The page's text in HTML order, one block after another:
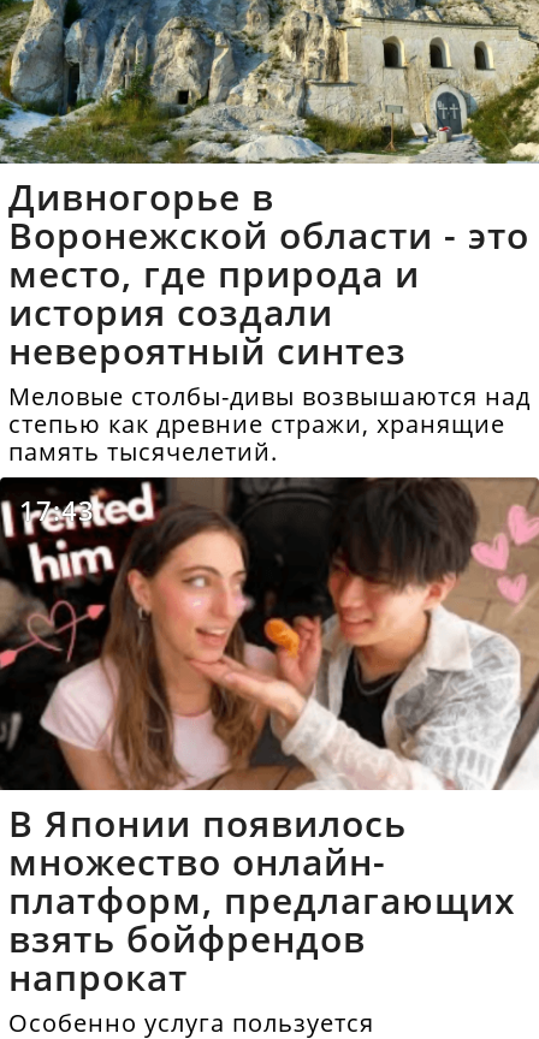
Дивногорье в
Воронежской области - это
место, где природа и
история создали
невероятный синтез
Меловые столбы-дивы возвышаются над
степью как древние стражи, хранящие
память тысячелетий.
17:43
В Японии появилось
множество онлайн-
платформ, предлагающих
взять бойфрендов
напрокат
Особенно услуга пользуется